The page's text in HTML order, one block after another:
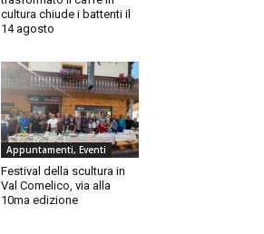
cultura chiude i battenti il
14 agosto
Appuntamenti, Eventi
Festival della scultura in
Val Comelico, via alla
10ma edizione